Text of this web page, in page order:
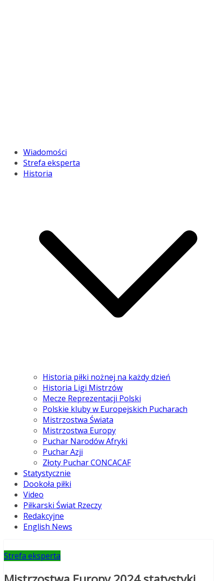
Wiadomości
Strefa eksperta
Historia
Historia piłki nożnej na każdy dzień
Historia Ligi Mistrzów
Mecze Reprezentacji Polski
Polskie kluby w Europejskich Pucharach
Mistrzostwa Świata
Mistrzostwa Europy
Puchar Narodów Afryki
Puchar Azji
Złoty Puchar CONCACAF
Statystycznie
Dookoła piłki
Video
Piłkarski Świat Rzeczy
Redakcyjne
English News
Strefa eksperta